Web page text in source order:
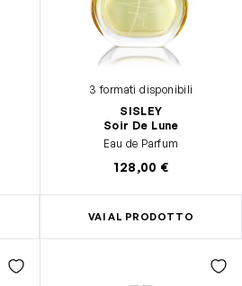
3 formati disponibili
SISLEY
Soir De Lune
Eau de Parfum
128,00 €
VAI AL PRODOTTO